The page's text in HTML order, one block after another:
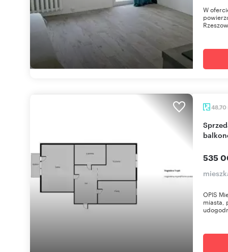
W
48,70
Sprzedam przestronne 3-pokojowe mieszkanie z
535
OPIS
miasta,